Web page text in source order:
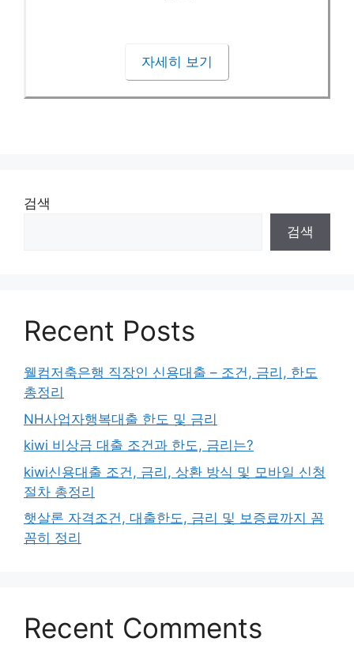
자세히 보기
검색
검색
Recent Posts
웰컴저축은행 직장인 신용대출 – 조건, 금리, 한도
총정리
NH사업자행복대출 한도 및 금리
kiwi 비상금 대출 조건과 한도, 금리는?
kiwi신용대출 조건, 금리, 상환 방식 및 모바일 신청
절차 총정리
햇살론 자격조건, 대출한도, 금리 및 보증료까지 꼼
꼼히 정리
Recent Comments